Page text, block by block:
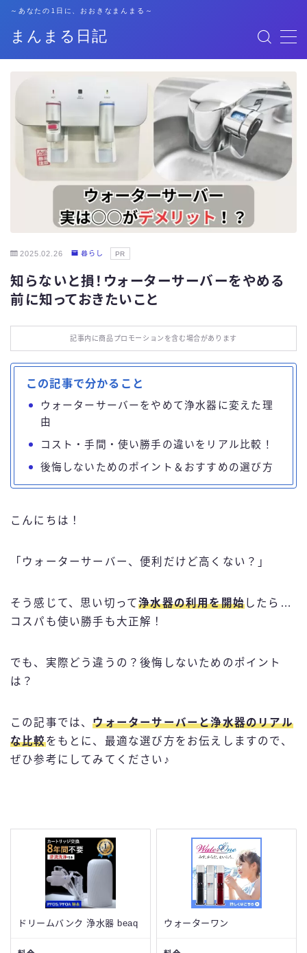
まんまる日記
～あなたの1日に、おおきなまんまる～
格安SIM
暮らし
資格勉強
キャリア
おでかけ
お役立ち情報
エンタメ
IT・スキル
ふるさと納税
お問い合わせ
2025.02.26 暮らし PR
知らないと損！ウォーターサーバーをやめる
前に知っておきたいこと
記事内に商品プロモーションを含む場合があります
この記事で分かること
ウォーターサーバーをやめて浄水器に変えた理
由
コスト・手間・使い勝手の違いをリアル比較！
後悔しないためのポイント＆おすすめの選び方
こんにちは！
「ウォーターサーバー、便利だけど高くない？」
そう感じて、思い切って浄水器の利用を開始したら…
コスパも使い勝手も大正解！
でも、実際どう違うの？後悔しないためのポイント
は？
この記事では、ウォーターサーバーと浄水器のリアル
な比較をもとに、最適な選び方をお伝えしますので、
ぜひ参考にしてみてください♪
ドリームバンク 浄水器 beaq ウォーターワン